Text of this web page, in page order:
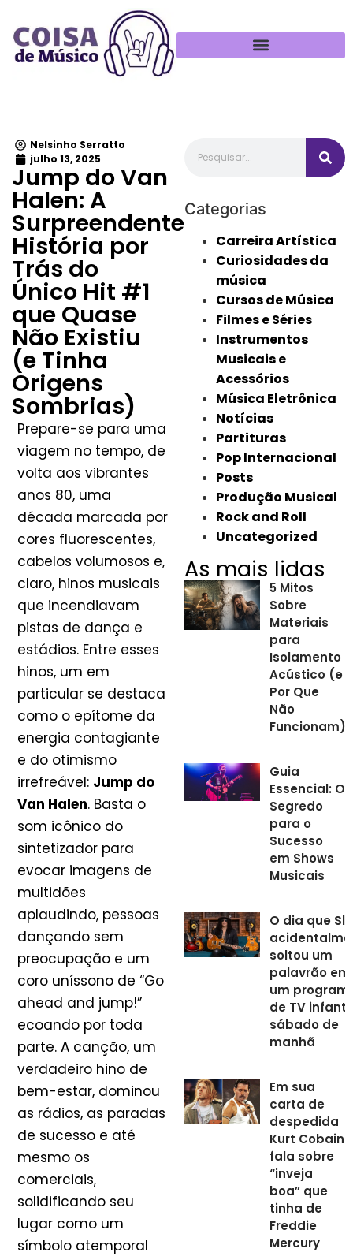
Nelsinho Serratto
julho 13, 2025
Jump do Van
Halen: A
Surpreendente
História por
Trás do
Único Hit #1
que Quase
Não Existiu
(e Tinha
Origens
Sombrias)
Prepare-se para uma
viagem no tempo, de
volta aos vibrantes
anos 80, uma
década marcada por
cores fluorescentes,
cabelos volumosos e,
claro, hinos musicais
que incendiavam
pistas de dança e
estádios. Entre esses
hinos, um em
particular se destaca
como o epítome da
energia contagiante
e do otimismo
irrefreável: Jump do
Van Halen. Basta o
som icônico do
sintetizador para
evocar imagens de
multidões
aplaudindo, pessoas
dançando sem
preocupação e um
coro uníssono de “Go
ahead and jump!”
ecoando por toda
parte. A canção, um
verdadeiro hino de
bem-estar, dominou
as rádios, as paradas
de sucesso e até
mesmo os
comerciais,
solidificando seu
lugar como um
símbolo atemporal
Categorias
Carreira Artística
Curiosidades da
música
Cursos de Música
Filmes e Séries
Instrumentos
Musicais e
Acessórios
Música Eletrônica
Notícias
Partituras
Pop Internacional
Posts
Produção Musical
Rock and Roll
Uncategorized
As mais lidas
5 Mitos
Sobre
Materiais
para
Isolamento
Acústico (e
Por Que
Não
Funcionam)
Guia
Essencial: O
Segredo
para o
Sucesso
em Shows
Musicais
O dia que
soltou um
palavrão em
um
de TV
sábado de
manhã
Em sua
carta de
despedida
Kurt Cobain
fala sobre
“inveja
boa” que
tinha de
Freddie
Mercury